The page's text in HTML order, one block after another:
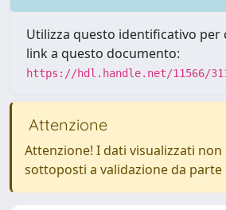
Utilizza questo identificativo per
link a questo documento:
https://hdl.handle.net/11566/
Attenzione
Attenzione! I dati visualizzati
sottoposti a validazione da parte